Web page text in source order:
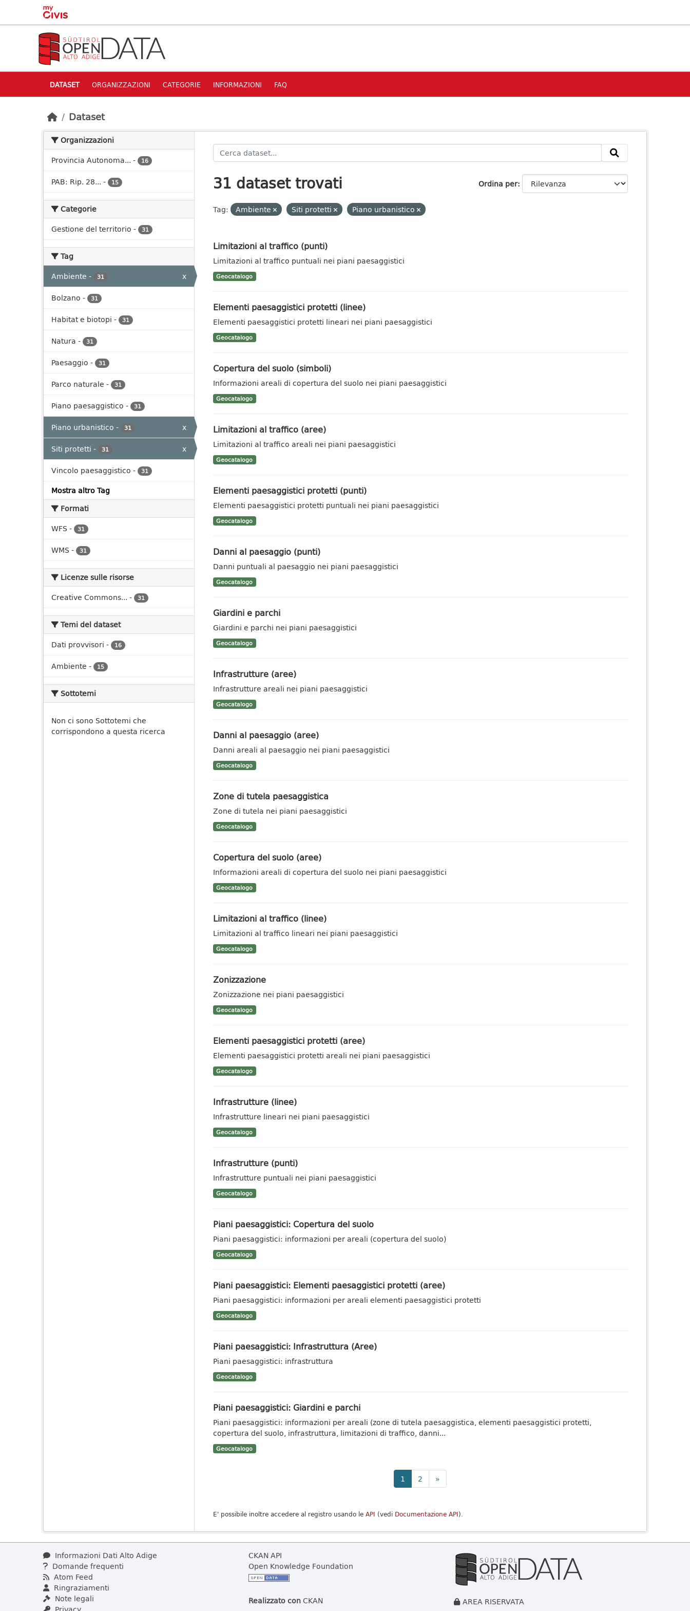
Skip to main content
DATASET ORGANIZZAZIONI CATEGORIE INFORMAZIONI FAQ
Dataset
Organizzazioni
Provincia Autonoma... - 16
PAB: Rip. 28... - 15
Categorie
Gestione del territorio - 31
Tag
Ambiente - 31
x
Bolzano - 31
Habitat e biotopi - 31
Natura - 31
Paesaggio - 31
Parco naturale - 31
Piano paesaggistico - 31
Piano urbanistico - 31
x
Siti protetti - 31
x
Vincolo paesaggistico - 31
Mostra altro Tag
Formati
WFS - 31
WMS - 31
Licenze sulle risorse
Creative Commons... - 31
Temi del dataset
Dati provvisori - 16
Ambiente - 15
Sottotemi
Non ci sono Sottotemi che
corrispondono a questa ricerca
Ordina per
31 dataset trovati
Tag: Ambiente Siti protetti Piano urbanistico
Limitazioni al traffico (punti)
Limitazioni al traffico puntuali nei piani paesaggistici
Geocatalogo
Elementi paesaggistici protetti (linee)
Elementi paesaggistici protetti lineari nei piani paesaggistici
Geocatalogo
Copertura del suolo (simboli)
Informazioni areali di copertura del suolo nei piani paesaggistici
Geocatalogo
Limitazioni al traffico (aree)
Limitazioni al traffico areali nei piani paesaggistici
Geocatalogo
Elementi paesaggistici protetti (punti)
Elementi paesaggistici protetti puntuali nei piani paesaggistici
Geocatalogo
Danni al paesaggio (punti)
Danni puntuali al paesaggio nei piani paesaggistici
Geocatalogo
Giardini e parchi
Giardini e parchi nei piani paesaggistici
Geocatalogo
Infrastrutture (aree)
Infrastrutture areali nei piani paesaggistici
Geocatalogo
Danni al paesaggio (aree)
Danni areali al paesaggio nei piani paesaggistici
Geocatalogo
Zone di tutela paesaggistica
Zone di tutela nei piani paesaggistici
Geocatalogo
Copertura del suolo (aree)
Informazioni areali di copertura del suolo nei piani paesaggistici
Geocatalogo
Limitazioni al traffico (linee)
Limitazioni al traffico lineari nei piani paesaggistici
Geocatalogo
Zonizzazione
Zonizzazione nei piani paesaggistici
Geocatalogo
Elementi paesaggistici protetti (aree)
Elementi paesaggistici protetti areali nei piani paesaggistici
Geocatalogo
Infrastrutture (linee)
Infrastrutture lineari nei piani paesaggistici
Geocatalogo
Infrastrutture (punti)
Infrastrutture puntuali nei piani paesaggistici
Geocatalogo
Piani paesaggistici: Copertura del suolo
Piani paesaggistici: informazioni per areali (copertura del suolo)
Geocatalogo
Piani paesaggistici: Elementi paesaggistici protetti (aree)
Piani paesaggistici: informazioni per areali elementi paesaggistici protetti
Geocatalogo
Piani paesaggistici: Infrastruttura (Aree)
Piani paesaggistici: infrastruttura
Geocatalogo
Piani paesaggistici: Giardini e parchi
Piani paesaggistici: informazioni per areali (zone di tutela paesaggistica, elementi paesaggistici protetti,
copertura del suolo, infrastruttura, limitazioni di traffico, danni...
Geocatalogo
1 2 »
E' possibile inoltre accedere al registro usando le API (vedi Documentazione API).
Informazioni Dati Alto Adige
Domande frequenti
Atom Feed
Ringraziamenti
Note legali
CKAN API
Open Knowledge Foundation
Realizzato conCKAN AREA RISERVATA